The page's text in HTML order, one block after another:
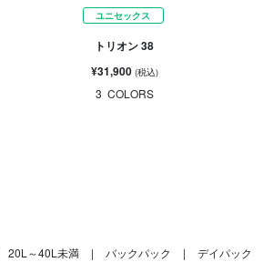
ユニセックス
トリオン 38
¥31,900 (税込)
3 COLORS
20L～40L未満 バックパック デイパック